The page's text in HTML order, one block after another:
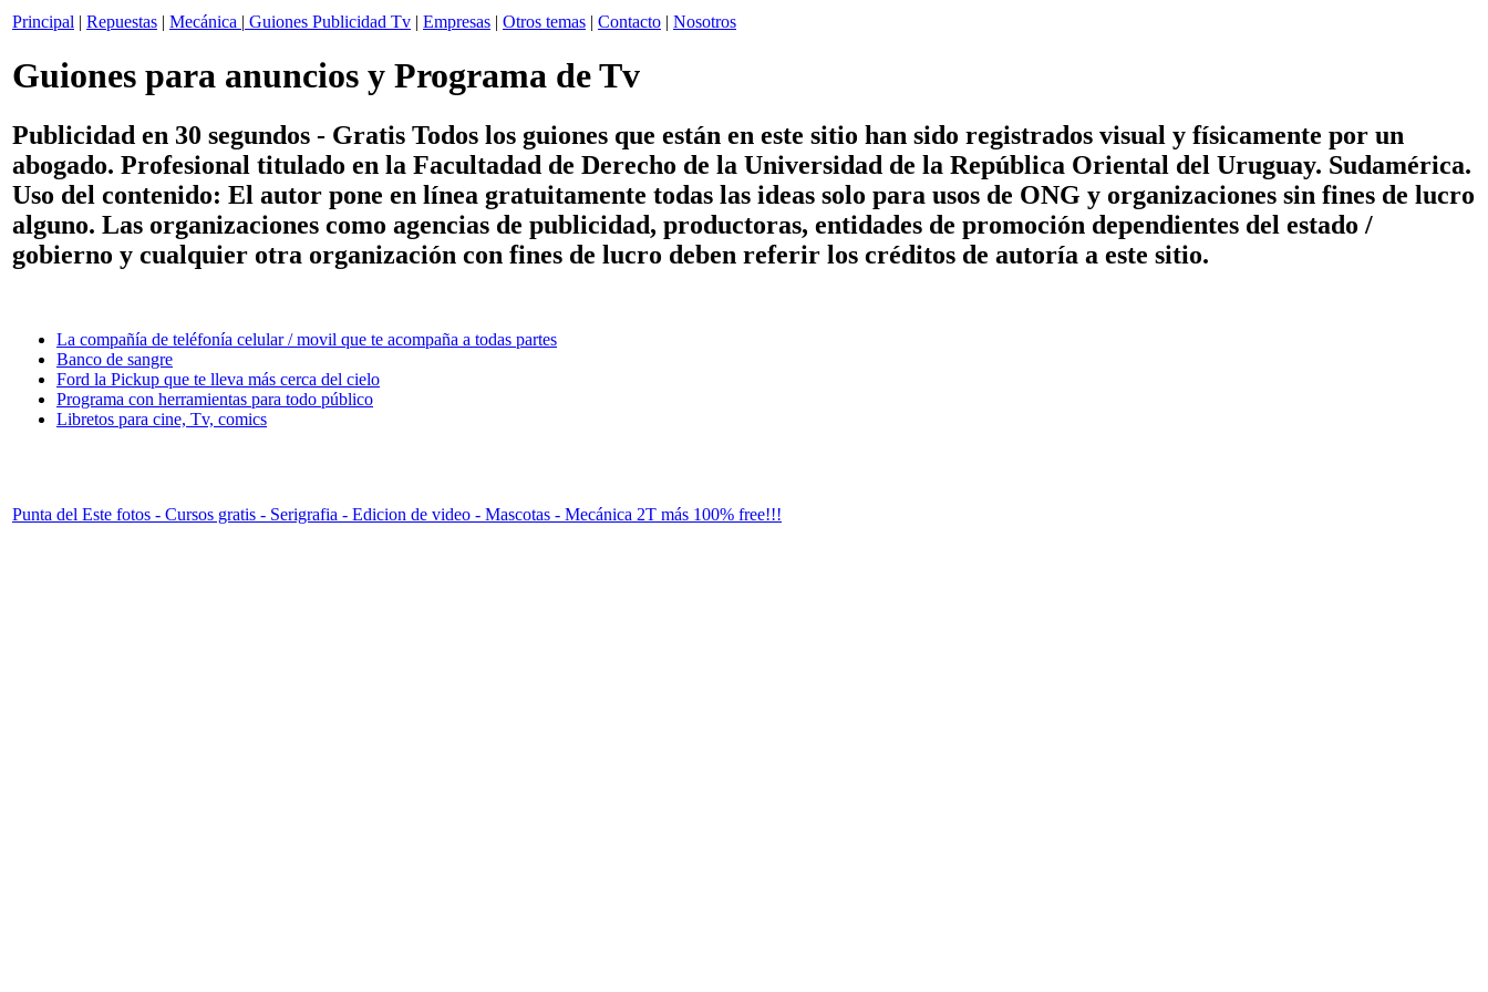
Principal | Repuestas | Mecánica | Guiones Publicidad Tv | Empresas | Otros temas | Contacto | Nosotros
Guiones para anuncios y Programa de Tv
Publicidad en 30 segundos - Gratis Todos los guiones que están en este sitio han sido registrados visual y físicamente por un
abogado. Profesional titulado en la Facultadad de Derecho de la Universidad de la República Oriental del Uruguay. Sudamérica.
Uso del contenido: El autor pone en línea gratuitamente todas las ideas solo para usos de ONG y organizaciones sin fines de lucro
alguno. Las organizaciones como agencias de publicidad, productoras, entidades de promoción dependientes del estado /
gobierno y cualquier otra organización con fines de lucro deben referir los créditos de autoría a este sitio.
La compañía de teléfonía celular / movil que te acompaña a todas partes
Banco de sangre
Ford la Pickup que te lleva más cerca del cielo
Programa con herramientas para todo público
Libretos para cine, Tv, comics
Punta del Este fotos - Cursos gratis - Serigrafia - Edicion de video - Mascotas - Mecánica 2T más 100% free!!!